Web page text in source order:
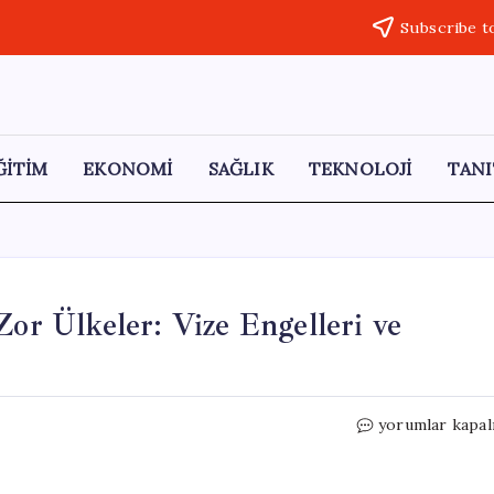
Subscribe
EKONOMİ SAĞLIK TEKNOLOJİ
Ülkeler: Vize Engelleri ve
Türk
yorumlar